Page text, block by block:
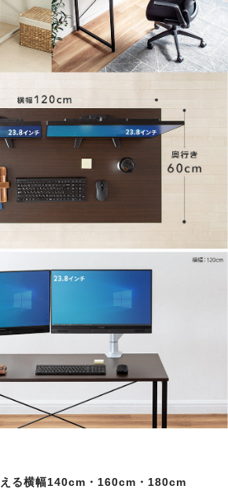
る横幅140cm・160cm・180cm